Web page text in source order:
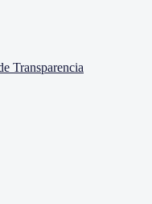
Transparencia